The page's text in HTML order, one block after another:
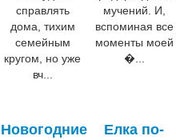
справлять
дома, тихим
семейным
кругом, но уже
вч...
мучений. И,
вспоминая все
моменты моей
�...
Новогодние Елка по-